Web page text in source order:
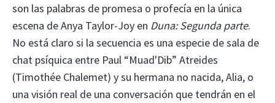
son las palabras de promesa o profecía en la única
escena de Anya Taylor-Joy en Duna: Segunda parte.
No está claro si la secuencia es una especie de sala de
chat psíquica entre Paul “Muad'Dib” Atreides
(Timothée Chalemet) y su hermana no nacida, Alia, o
una visión real de una conversación que tendrán en el